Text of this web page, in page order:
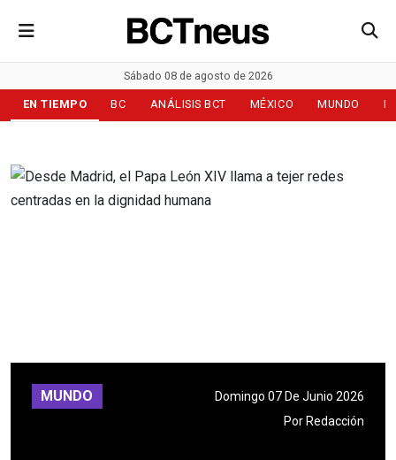
Sábado 08 de agosto de 2026
EN TIEMPO BC ANÁLISIS BCT MÉXICO MUNDO
MUNDO
Domingo 07 De Junio 2026
Por Redacción